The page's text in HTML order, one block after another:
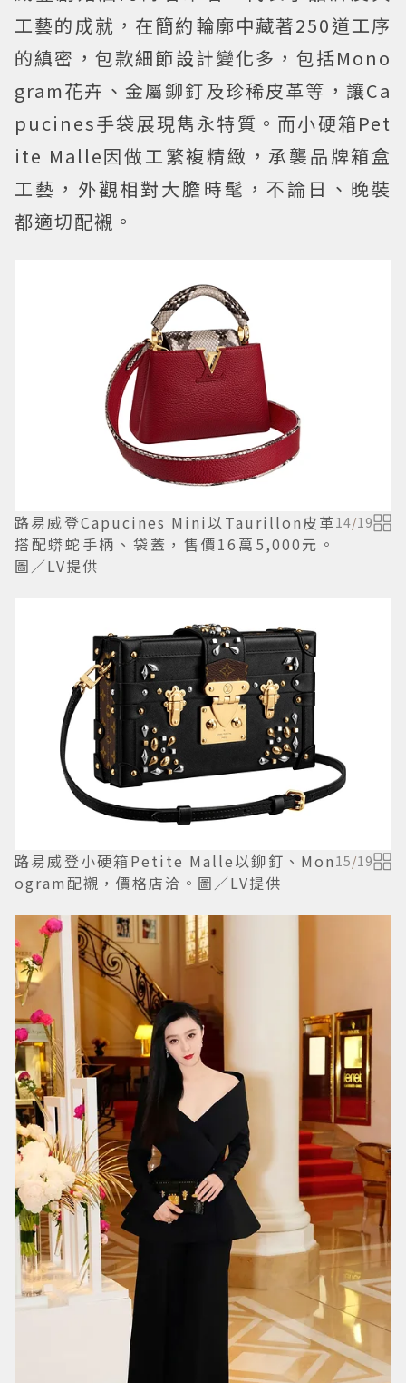
工藝的成就，在簡約輪廓中藏著250道工序
的縝密，包款細節設計變化多，包括Mono
gram花卉、金屬鉚釘及珍稀皮革等，讓Ca
pucines手袋展現雋永特質。而小硬箱Pet
ite Malle因做工繁複精緻，承襲品牌箱盒
工藝，外觀相對大膽時髦，不論日、晚裝
都適切配襯。
路易威登Capucines Mini以Taurillon皮革
搭配蟒蛇手柄、袋蓋，售價16萬5,000元。
圖／LV提供
14/19
路易威登小硬箱Petite Malle以鉚釘、Mon
ogram配襯，價格店洽。圖／LV提供
15/19